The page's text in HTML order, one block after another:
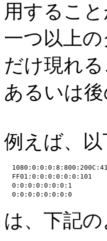
用するこ
一つ以上
だけ現れ
あるいは
例えば、
FF01:0:0:0:0:0:0:101
0:0:0:0:0:0:0:1
は、下記